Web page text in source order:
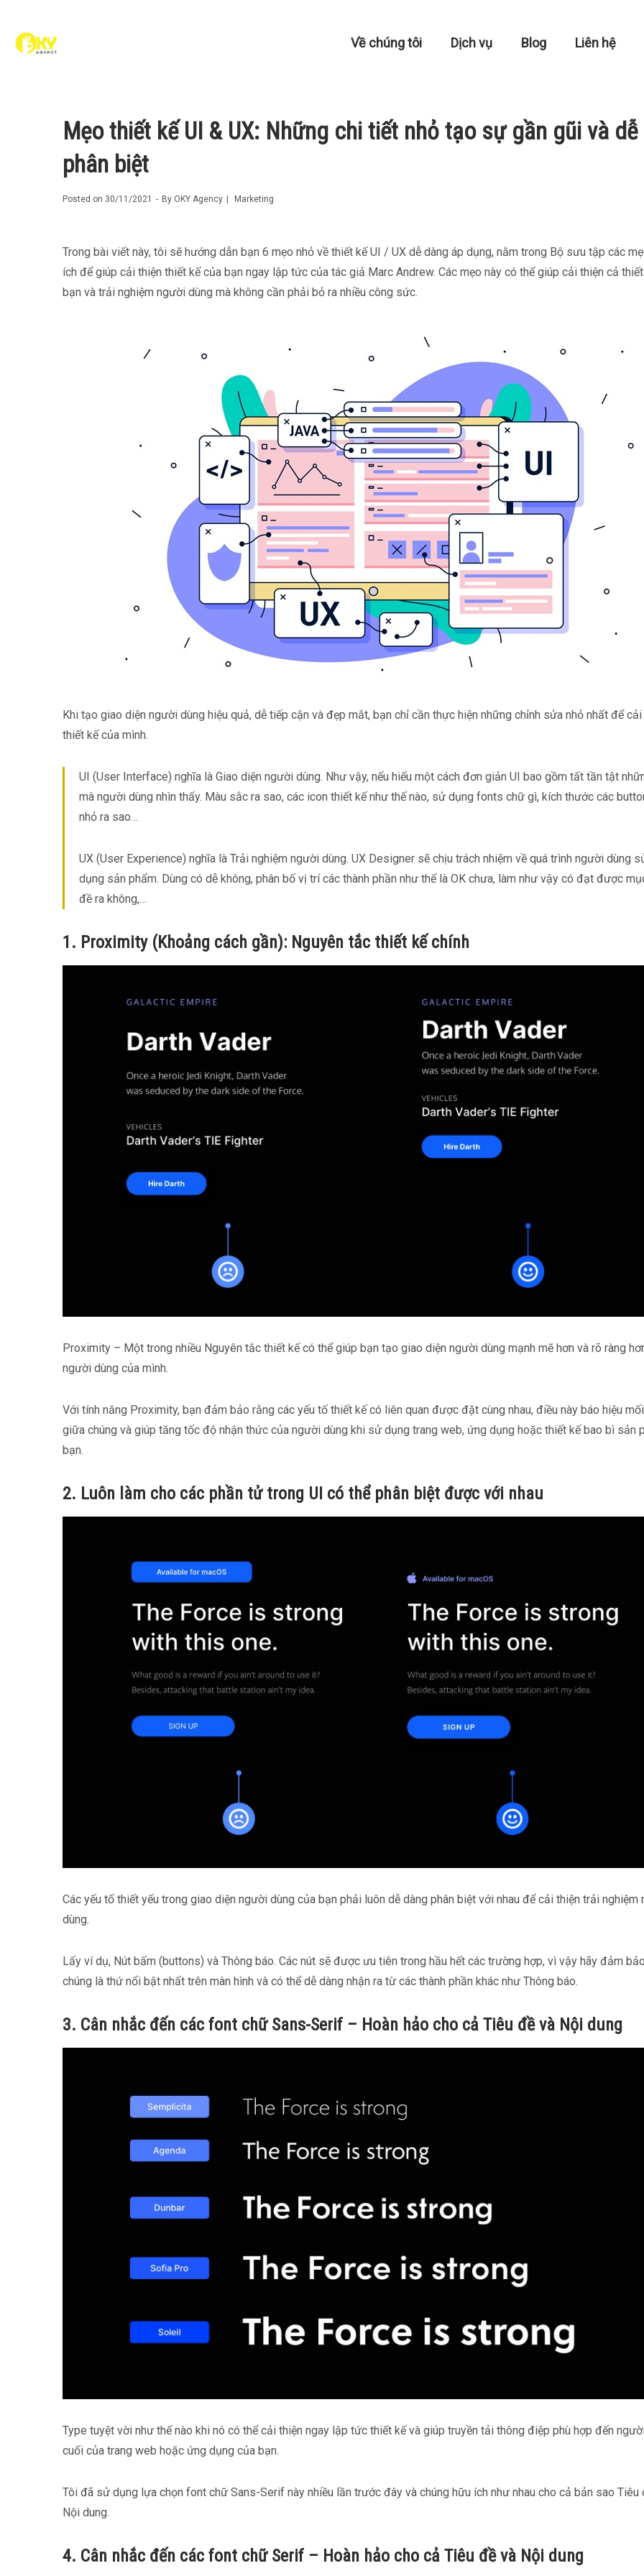
Về chúng tôi Dịch vụ Blog Liên hệ
Mẹo thiết kế UI & UX: Những chi tiết nhỏ tạo sự gần gũi và dễ
phân biệt
Posted on 30/11/2021 By OKY Agency Marketing
Trong bài viết này, tôi sẽ hướng dẫn bạn 6 mẹo nhỏ về thiết kế UI / UX dễ dàng áp dụng, nằm trong Bộ sưu tập các
ích để giúp cải thiện thiết kế của bạn ngay lập tức của tác giả Marc Andrew. Các mẹo này có thể giúp cải thiện cả
bạn và trải nghiệm người dùng mà không cần phải bỏ ra nhiều công sức.
Khi tạo giao diện người dùng hiệu quả, dễ tiếp cận và đẹp mắt, bạn chỉ cần thực hiện những chỉnh sửa nhỏ nhất để cải
thiết kế của mình.
UI (User Interface) nghĩa là Giao diện người dùng. Như vậy, nếu hiểu một cách đơn giản UI bao gồm tất tần tật
mà người dùng nhìn thấy. Màu sắc ra sao, các icon thiết kế như thế nào, sử dụng fonts chữ gì, kích thước các
nhỏ ra sao…
UX (User Experience) nghĩa là Trải nghiệm người dùng. UX Designer sẽ chịu trách nhiệm về quá trình người dùng
dụng sản phẩm. Dùng có dễ không, phân bố vị trí các thành phần như thế là OK chưa, làm như vậy có đạt được
đề ra không,…
1. Proximity (Khoảng cách gần): Nguyên tắc thiết kế chính
Proximity – Một trong nhiều Nguyên tắc thiết kế có thể giúp bạn tạo giao diện người dùng mạnh mẽ hơn và rõ ràng
người dùng của mình.
Với tính năng Proximity, bạn đảm bảo rằng các yếu tố thiết kế có liên quan được đặt cùng nhau, điều này báo hiệu
giữa chúng và giúp tăng tốc độ nhận thức của người dùng khi sử dụng trang web, ứng dụng hoặc thiết kế bao bì sản
bạn.
2. Luôn làm cho các phần tử trong UI có thể phân biệt được với nhau
Các yếu tố thiết yếu trong giao diện người dùng của bạn phải luôn dễ dàng phân biệt với nhau để cải thiện trải nghiệm
dùng.
Lấy ví dụ, Nút bấm (buttons) và Thông báo. Các nút sẽ được ưu tiên trong hầu hết các trường hợp, vì vậy hãy đảm
chúng là thứ nổi bật nhất trên màn hình và có thể dễ dàng nhận ra từ các thành phần khác như Thông báo.
3. Cân nhắc đến các font chữ Sans-Serif – Hoàn hảo cho cả Tiêu đề và Nội dung
Type tuyệt vời như thế nào khi nó có thể cải thiện ngay lập tức thiết kế và giúp truyền tải thông điệp phù hợp đến
cuối của trang web hoặc ứng dụng của bạn.
Tôi đã sử dụng lựa chọn font chữ Sans-Serif này nhiều lần trước đây và chúng hữu ích như nhau cho cả bản sao Tiêu
Nội dung.
4. Cân nhắc đến các font chữ Serif – Hoàn hảo cho cả Tiêu đề và Nội dung